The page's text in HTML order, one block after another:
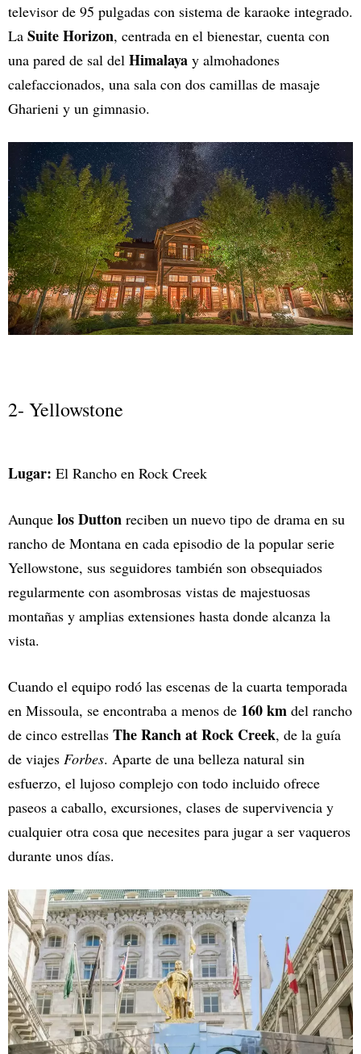
televisor de 95 pulgadas con sistema de karaoke integrado.
La Suite Horizon, centrada en el bienestar, cuenta con
una pared de sal del Himalaya y almohadones
calefaccionados, una sala con dos camillas de masaje
Gharieni y un gimnasio.
2- Yellowstone
Lugar: El Rancho en Rock Creek
Aunque los Dutton reciben un nuevo tipo de drama en su
rancho de Montana en cada episodio de la popular serie
Yellowstone, sus seguidores también son obsequiados
regularmente con asombrosas vistas de majestuosas
montañas y amplias extensiones hasta donde alcanza la
vista.
Cuando el equipo rodó las escenas de la cuarta temporada
en Missoula, se encontraba a menos de 160 km del rancho
de cinco estrellas The Ranch at Rock Creek, de la guía
de viajes Forbes. Aparte de una belleza natural sin
esfuerzo, el lujoso complejo con todo incluido ofrece
paseos a caballo, excursiones, clases de supervivencia y
cualquier otra cosa que necesites para jugar a ser vaqueros
durante unos días.